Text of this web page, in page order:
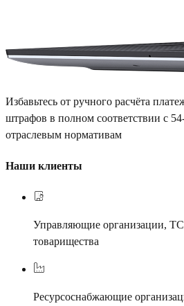
Избавьтесь от ручного расчёта
штрафов в полном соответствии с
отраслевым нормативам
Наши клиенты
Управляющие организации,
товарищества
Ресурсоснабжающие